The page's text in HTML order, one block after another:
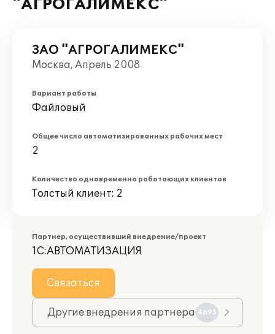
"АГРОГАЛИМЕКС"
ЗАО "АГРОГАЛИМЕКС"
Москва, Апрель 2008
Вариант работы
Файловый
Общее число автоматизированных рабочих мест
2
Количество одновременно работающих клиентов
Толстый клиент: 2
Партнер, осуществивший внедрение/проект
1С:АВТОМАТИЗАЦИЯ
Связаться
Другие внедрения партнера 4693